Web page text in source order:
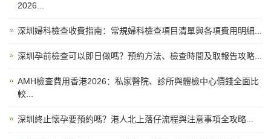
2026...
深圳婦科檢查收費指南：常規婦科檢查項目清單與各項費用明細...
深圳孕前檢查可以即日做嗎？預約方法、檢查時間及取報告攻略...
AMH檢查費用香港2026：私家醫院、診所與體檢中心價錢全面比
較...
深圳終止懷孕要預約嗎？港人北上落仔流程與注意事項全攻略...